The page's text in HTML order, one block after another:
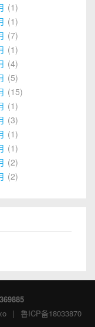
1
1
7
1
4
5
15
1
3
1
1
2
2
369885
|
鲁ICP备18033870